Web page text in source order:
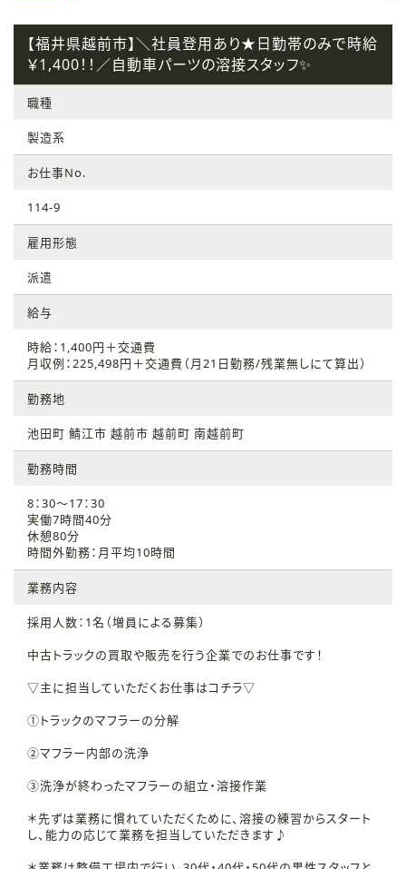
【福井県越前市】＼社員登用あり★日勤帯のみで時給
￥1,400！！／自動車パーツの溶接スタッフ✨
職種
製造系
お仕事No.
114-9
雇用形態
派遣
給与
時給：1,400円＋交通費
月収例：225,498円＋交通費（月21日勤務/残業無しにて算出）
勤務地
池田町 鯖江市 越前市 越前町 南越前町
勤務時間
8：30～17：30
実働7時間40分
休憩80分
時間外勤務：月平均10時間
業務内容
採用人数：1名（増員による募集）
中古トラックの買取や販売を行う企業でのお仕事です！
▽主に担当していただくお仕事はコチラ▽
①トラックのマフラーの分解
②マフラー内部の洗浄
③洗浄が終わったマフラーの組立・溶接作業
＊先ずは業務に慣れていただくために、溶接の練習からスタート
し、能力の応じて業務を担当していただきます♪